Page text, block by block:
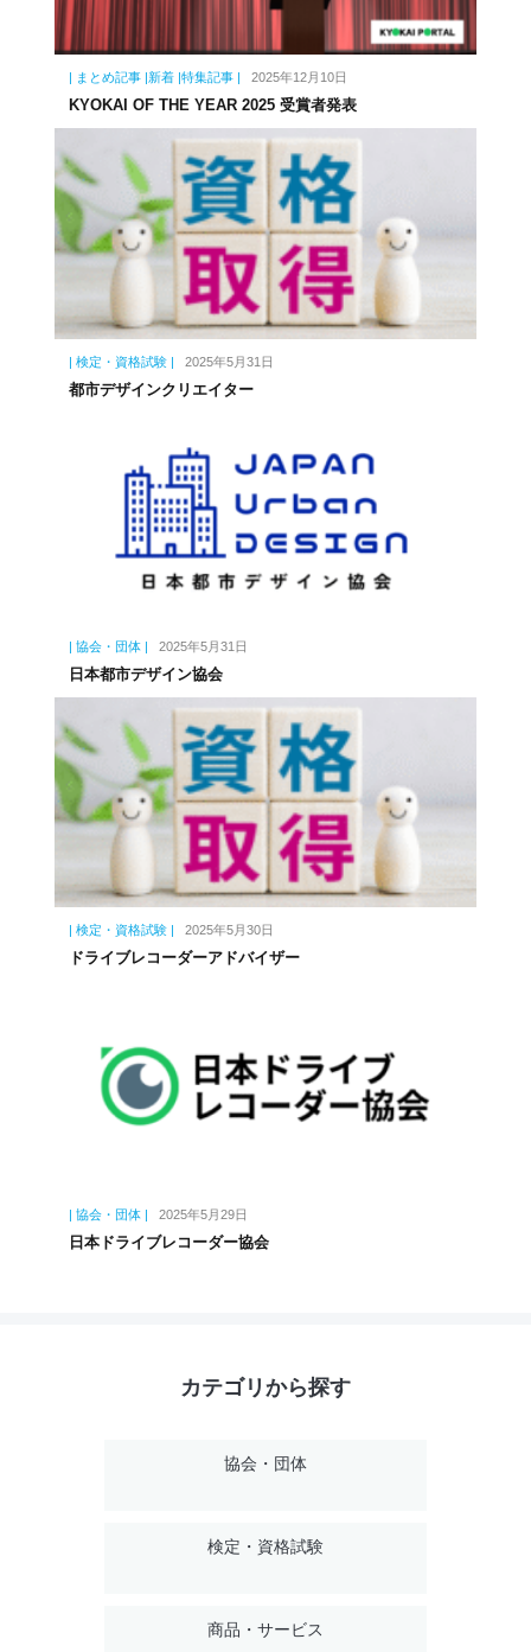
| まとめ記事 |新着 |特集記事 | 2025年12月10日
KYOKAI OF THE YEAR 2025 受賞者発表
| 検定・資格試験 | 2025年5月31日
都市デザインクリエイター
| 協会・団体 | 2025年5月31日
日本都市デザイン協会
| 検定・資格試験 | 2025年5月30日
ドライブレコーダーアドバイザー
| 協会・団体 | 2025年5月29日
日本ドライブレコーダー協会
カテゴリから探す
協会・団体
検定・資格試験
商品・サービス